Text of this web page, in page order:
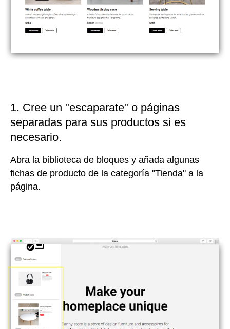
1. Cree un "escaparate" o páginas
separadas para sus productos si es
necesario.
Abra la biblioteca de bloques y añada algunas
fichas de producto de la categoría "Tienda" a la
página.